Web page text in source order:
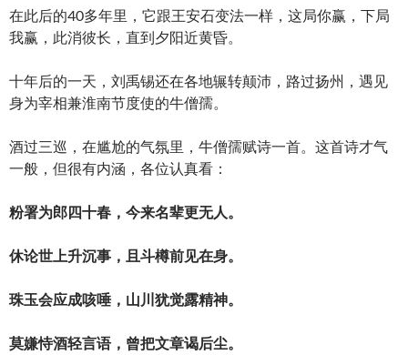
在此后的40多年里，它跟王安石变法一样，这局你赢，下局
我赢，此消彼长，直到夕阳近黄昏。
十年后的一天，刘禹锡还在各地辗转颠沛，路过扬州，遇见
身为宰相兼淮南节度使的牛僧孺。
酒过三巡，在尴尬的气氛里，牛僧孺赋诗一首。这首诗才气
一般，但很有内涵，各位认真看：
粉署为郎四十春，今来名辈更无人。
休论世上升沉事，且斗樽前见在身。
珠玉会应成咳唾，山川犹觉露精神。
莫嫌恃酒轻言语，曾把文章谒后尘。